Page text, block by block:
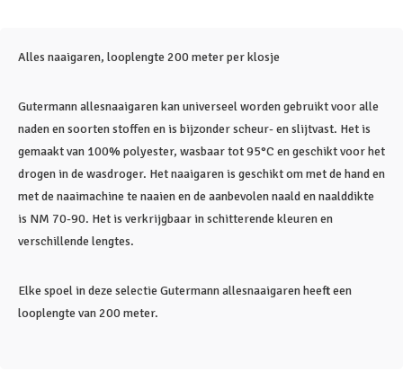
Alles naaigaren, looplengte 200 meter per klosje
Gutermann allesnaaigaren kan universeel worden gebruikt voor alle
naden en soorten stoffen en is bijzonder scheur- en slijtvast. Het is
gemaakt van 100% polyester, wasbaar tot 95°C en geschikt voor het
drogen in de wasdroger. Het naaigaren is geschikt om met de hand en
met de naaimachine te naaien en de aanbevolen naald en naalddikte
is NM 70-90. Het is verkrijgbaar in schitterende kleuren en
verschillende lengtes.
Elke spoel in deze selectie Gutermann allesnaaigaren heeft een
looplengte van 200 meter.